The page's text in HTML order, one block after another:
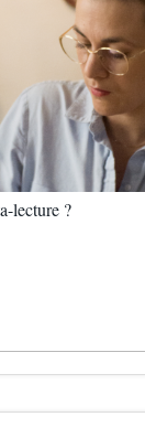
lecture ?